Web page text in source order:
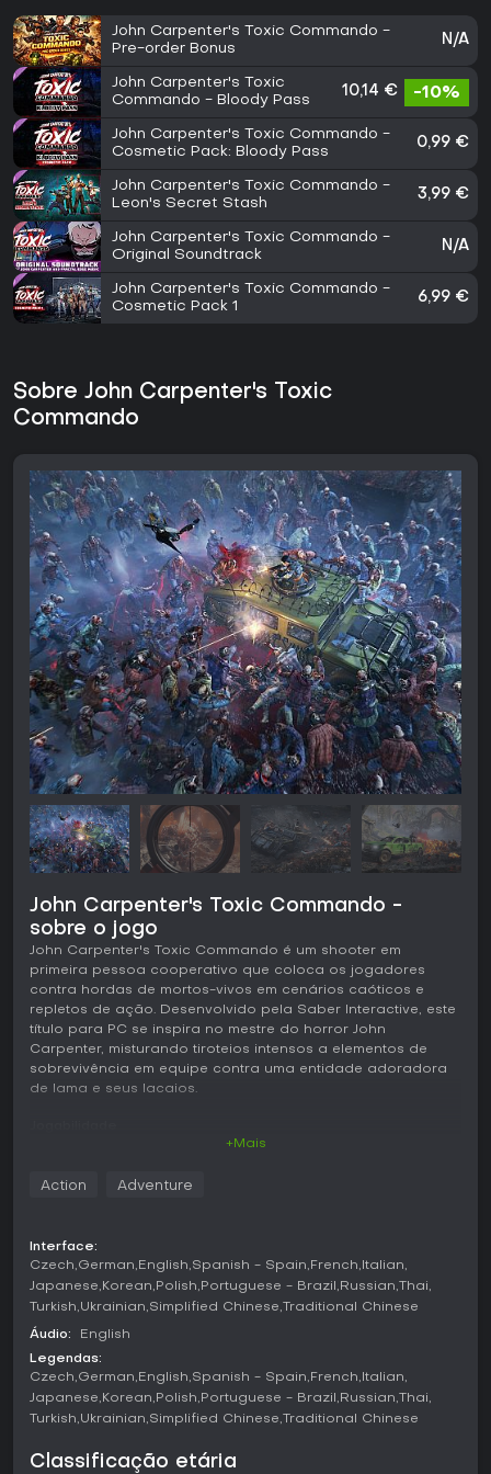
John Carpenter's Toxic Commando -
Pre-order Bonus
N/A
John Carpenter's Toxic
Commando - Bloody Pass
10,14 € -10%
John Carpenter's Toxic Commando -
Cosmetic Pack: Bloody Pass
0,99 €
John Carpenter's Toxic Commando -
Leon's Secret Stash
3,99 €
John Carpenter's Toxic Commando -
Original Soundtrack
N/A
John Carpenter's Toxic Commando -
Cosmetic Pack 1
6,99 €
Sobre John Carpenter's Toxic
Commando
John Carpenter's Toxic Commando -
sobre o jogo
John Carpenter's Toxic Commando é um shooter em
primeira pessoa cooperativo que coloca os jogadores
contra hordas de mortos-vivos em cenários caóticos e
repletos de ação. Desenvolvido pela Saber Interactive, este
título para PC se inspira no mestre do horror John
Carpenter, misturando tiroteios intensos a elementos de
sobrevivência em equipe contra uma entidade adoradora
de lama e seus lacaios.
implacáveis. O jogo utiliza o Swarm Engine, que permite
milhares de inimigos na tela, gerando situações de alta
pressão que exigem movimento constante e tiro preciso.
As mecânicas de equipe incluem reviver aliados caídos e
vivo. Os mapas são semiabertos, com espaço para
atravessar o terreno. Dificuldades mais altas pedem
em vez de correr direto aos objetivos.
+Mais
Action Adventure
Interface:
Czech German English Spanish - Spain French Italian
Japanese Korean Polish Portuguese - Brazil Russian
Thai
Turkish Ukrainian Simplified Chinese Traditional Chinese
Áudio:
English
Legendas:
Czech German English Spanish - Spain French Italian
Japanese Korean Polish Portuguese - Brazil Russian
Thai
Turkish Ukrainian Simplified Chinese Traditional Chinese
Classificação etária